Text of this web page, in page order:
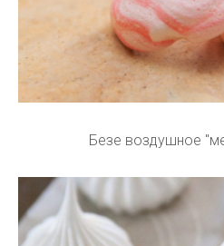
Безе воздушное